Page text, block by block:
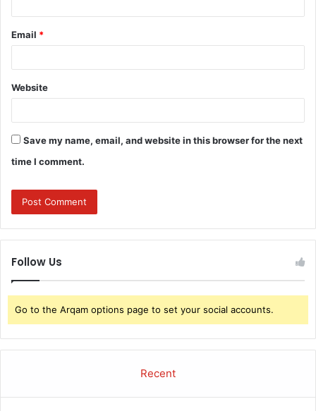
Email *
Website
Save my name, email, and website in this browser for the next
time I comment.
Follow Us
Go to the Arqam options page to set your social accounts.
Recent